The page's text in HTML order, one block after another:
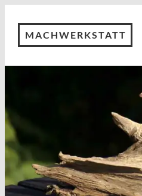
MACHWERKSTATT